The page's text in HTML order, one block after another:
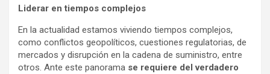
Liderar en tiempos complejos
En la actualidad estamos viviendo tiempos complejos,
como conflictos geopolíticos, cuestiones regulatorias, de
mercados y disrupción en la cadena de suministro, entre
otros. Ante este panorama se requiere del verdadero